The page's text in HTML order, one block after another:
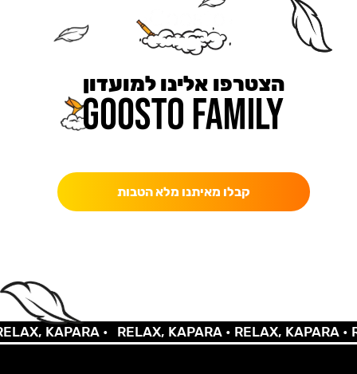
הצטרפו אלינו למועדון
קבלו מאיתנו מלא הטבות
KAPARA • RELAX, KAPARA •RELAX, KAPARA •